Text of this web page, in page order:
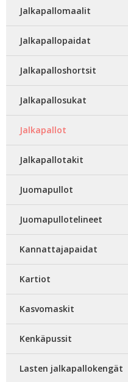
Jalkapallomaalit
Jalkapallopaidat
Jalkapalloshortsit
Jalkapallosukat
Jalkapallot
Jalkapallotakit
Juomapullot
Juomapullotelineet
Kannattajapaidat
Kartiot
Kasvomaskit
Kenkäpussit
Lasten jalkapallokengät